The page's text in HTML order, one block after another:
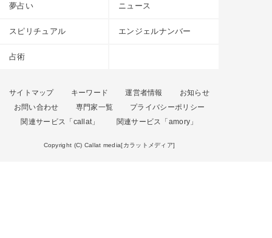
夢占い ニュース
スピリチュアル エンジェルナンバー
占術
サイトマップ キーワード 運営者情報
お知らせ
お問い合わせ
専門家一覧
プライバシーポリシー
関連サービス「callat」
関連サービス「amory」
Copyright (C) Callat media[カラットメディア]